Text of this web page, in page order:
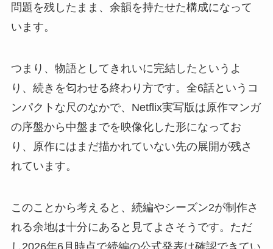
問題を残したまま、余韻を持たせた構成になって
います。
つまり、物語としてきれいに完結したというよ
り、続きを匂わせる終わり方です。全6話というコ
ンパクトな尺のなかで、Netflix実写版は原作マンガ
の序盤から中盤までを映像化した形になってお
り、原作にはまだ描かれていない先の展開が残さ
れています。
このことから考えると、続編やシーズン2が制作さ
れる余地は十分にあると見てよさそうです。ただ
し2026年6月時点で続編の公式発表は確認できてい